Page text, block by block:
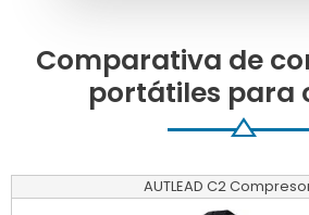
Comparativa de
portátiles para
AUTLEAD C2